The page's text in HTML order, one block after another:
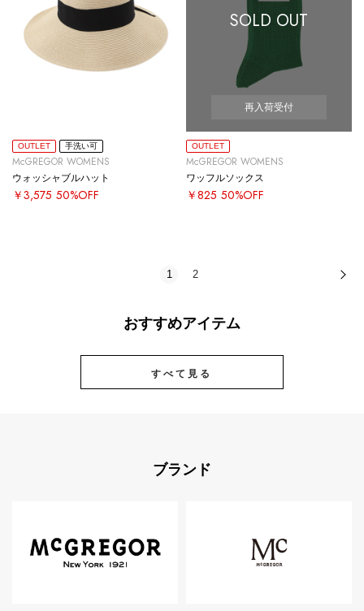
OUTLET 手洗い可
McGREGOR WOMENS
ウォッシャブルハット
￥3,575 50%OFF
SOLD OUT
再入荷受付
OUTLET
McGREGOR WOMENS
ワッフルソックス
￥825 50%OFF
1 2
おすすめアイテム
すべて見る
ブランド